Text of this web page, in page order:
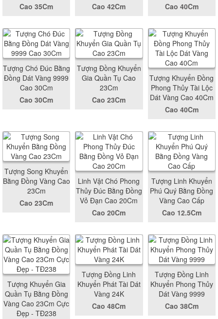
Cao 35Cm
Cao 42Cm
Cao 40Cm
Tượng Chó Đúc Bằng
Đồng Dát Vàng 9999
Cao 30Cm
Cao 30Cm
Tượng Đồng Khuyển
Gia Quần Tụ Cao
23Cm
Cao 23Cm
Tượng Khuyển Đồng
Phong Thủy Tài Lộc
Dát Vàng Cao 40Cm
Cao 40Cm
Tượng Song Khuyển
Bằng Đồng Vàng Cao
23Cm
Cao 23Cm
Linh Vật Chó Phong
Thủy Đúc Bằng Đồng
Vỏ Đạn Cao 20Cm
Cao 20Cm
Tượng Linh Khuyển
Phú Quý Bằng Đồng
Vàng Cao Cấp
Cao 12.5Cm
Tượng Khuyển Gia
Quần Tụ Bằng Đồng
Vàng Cao 23Cm Cực
Đẹp - TĐ238
Tượng Đồng Linh
Khuyển Phát Tài Dát
Vàng 24K
Cao 48Cm
Tượng Đồng Linh
Khuyển Phong Thủy
Dát Vàng 9999
Cao 38Cm